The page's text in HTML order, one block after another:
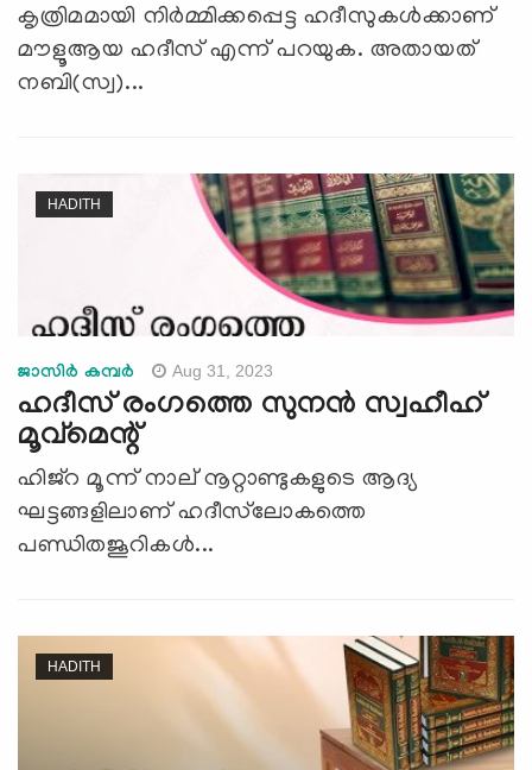
കൃത്രിമമായി നിർമ്മിക്കപ്പെട്ട ഹദീസുകൾക്കാണ്
മൗളൂആയ ഹദീസ് എന്ന് പറയുക. അതായത്
നബി(സ്വ)...
HADITH
ജാസിര്‍ കമ്പര്‍ Aug 31, 2023
ഹദീസ് രംഗത്തെ സുനന്‍ സ്വഹീഹ്‌
മൂവ്‌മെന്റ്
ഹിജ്‌റ മൂന്ന്‌ നാല്‌ നൂറ്റാണ്ടുകളുടെ ആദ്യ
ഘട്ടങ്ങളിലാണ്‌ ഹദീസ്‌ലോകത്തെ
പണ്ഡിതജൂറികള്‍...
HADITH